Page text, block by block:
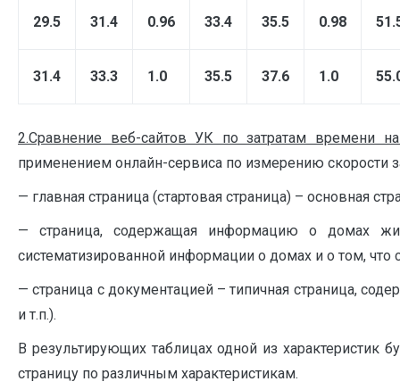
29.5 31.4 0.96 33.4 35.5 0.98
31.4 33.3 1.0 35.5 37.6 1.0
2.Сравнение веб-сайтов УК по затратам времени на
применением онлайн-сервиса по измерению скорости
— главная страница (стартовая страница) – основная
— страница, содержащая информацию о домах
систематизированной информации о домах и о том, что
— страница с документацией – типичная страница,
и т.п.).
В результирующих таблицах одной из
страницу по различным характеристикам.